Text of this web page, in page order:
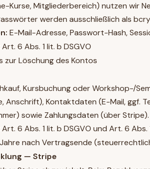
Kurse, Mitgliederbereich) nutzen wir
werden ausschließlich als
E-Mail-Adresse, Passwort-Hash,
Art. 6 Abs. 1 lit. b DSGVO
zur Löschung des Kontos
Kursbuchung oder Workshop-/
Anschrift), Kontaktdaten (E-Mail, ggf.
sowie Zahlungsdaten (über Stripe).
Art. 6 Abs. 1 lit. b DSGVO und Art. 6 Abs.
nach Vertragsende
— Stripe